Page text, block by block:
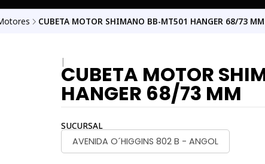
CUBETA MOTOR SHIMANO BB-MT501 HANGER 68/73 MM
|
CUBETA MOTOR
HANGER 68/73 MM
SUCURSAL
AVENIDA O´HIGGINS 802 B - ANGOL